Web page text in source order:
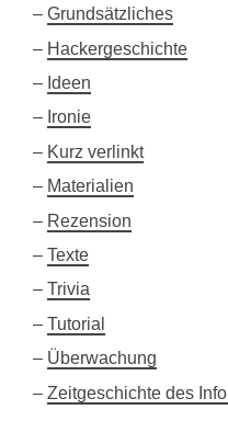
Grundsätzliches
Hackergeschichte
Ideen
Ironie
Kurz verlinkt
Materialien
Rezension
Texte
Trivia
Tutorial
Überwachung
Zeitgeschichte des